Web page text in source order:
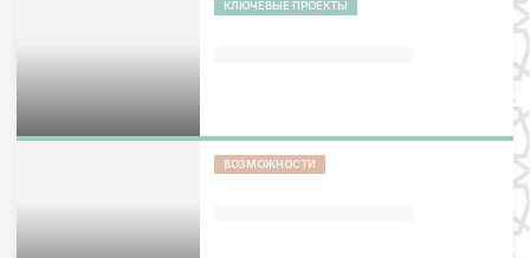
КЛЮЧЕВЫЕ ПРОЕКТЫ
ВОЗМОЖНОСТИ